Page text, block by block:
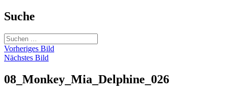
Suche
Suchen
nach:
Vorheriges Bild
Nächstes Bild
08_Monkey_Mia_Delphine_026